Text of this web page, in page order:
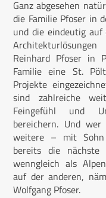
Ganz abgesehen
die Familie Pfoser in
und die eindeutig
Reinhard Pfoser in
Familie eine St.
Projekte
sind zahlreiche
Feingefühl und
bereichern. Und
weitere – mit
bereits die nächste
wenngleich als
auf der anderen,
Wolfgang Pfoser.